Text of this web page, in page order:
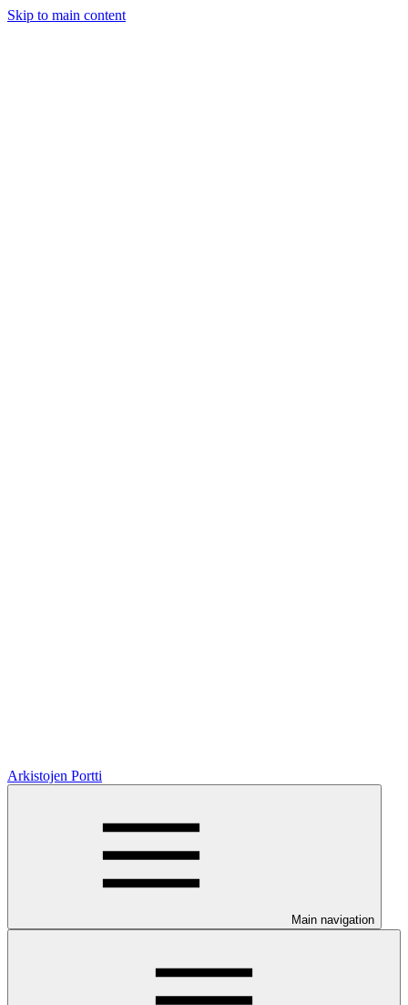
Skip to main content
Arkistojen Portti
Main navigation